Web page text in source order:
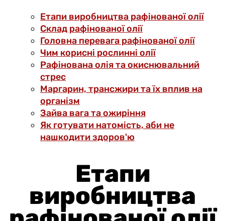
Етапи виробництва рафінованої олії
Склад рафінованої олії
Головна перевага рафінованої олії
Чим корисні рослинні олії
Рафінована олія та окиснювальний
стрес
Маргарин, трансжири та їх вплив на
організм
Зайва вага та ожиріння
Як готувати натомість, аби не
нашкодити здоров'ю
Етапи
виробництва